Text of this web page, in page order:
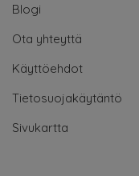
Blogi
Ota yhteyttä
Käyttöehdot
Tietosuojakäytäntö
Sivukartta